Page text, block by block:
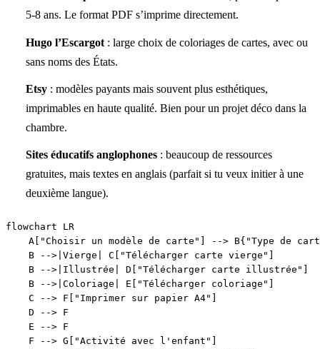
5-8 ans. Le format PDF s’imprime directement.
Hugo l’Escargot : large choix de coloriages de cartes, avec ou
sans noms des États.
Etsy : modèles payants mais souvent plus esthétiques,
imprimables en haute qualité. Bien pour un projet déco dans la
chambre.
Sites éducatifs anglophones : beaucoup de ressources
gratuites, mais textes en anglais (parfait si tu veux initier à une
deuxième langue).
flowchart LR
A["Choisir un modèle de carte"] --> B{"Type de
    B -->|Vierge| C["Télécharger carte vierge"]
    B -->|Illustrée| D["Télécharger carte illustrée"]
    B -->|Coloriage| E["Télécharger coloriage"]
    C --> F["Imprimer sur papier A4"]
    D --> F
    E --> F
    F --> G["Activité avec l'enfant"]